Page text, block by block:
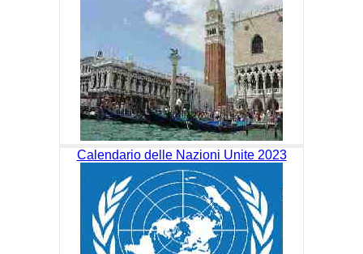
Calendario delle Nazioni Unite 2023